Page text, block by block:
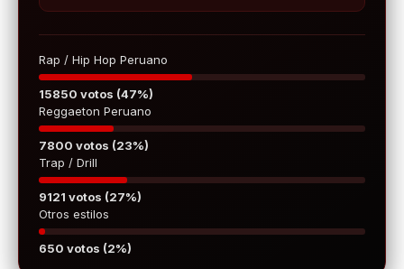
Rap / Hip Hop Peruano
15850 votos (47%)
Reggaeton Peruano
7800 votos (23%)
Trap / Drill
9121 votos (27%)
Otros estilos
650 votos (2%)